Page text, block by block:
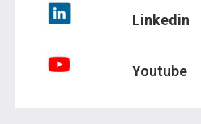
Linkedin
Youtube